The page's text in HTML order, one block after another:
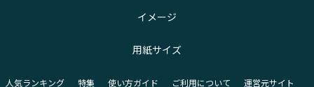
イメージ
用紙サイズ
人気ランキング 特集 使い方ガイド ご利用について 運営元サイト